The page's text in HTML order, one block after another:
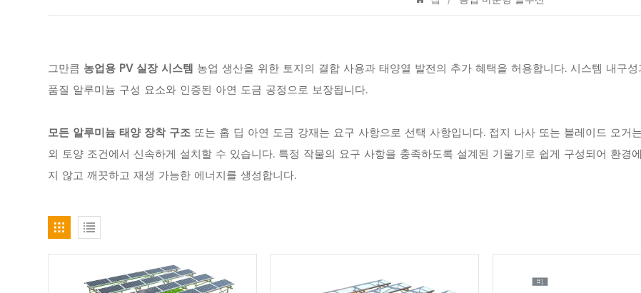
그만큼 농업용 PV 실장 시스템 농업 생산을 위한 토지의 결합 사용과 태양열 발전의 추가 혜택을 허용합니다. 시스템 내구
품질 알루미늄 구성 요소와 인증된 아연 도금 공정으로 보장됩니다.
모든 알루미늄 태양 장착 구조 또는 홉 딥 아연 도금 강재는 요구 사항으로 선택 사항입니다. 접지 나사 또는 블레이드 오거
외 토양 조건에서 신속하게 설치할 수 있습니다. 특정 작물의 요구 사항을 충족하도록 설계된 기울기로 쉽게 구성되어 환경
지 않고 깨끗하고 재생 가능한 에너지를 생성합니다.